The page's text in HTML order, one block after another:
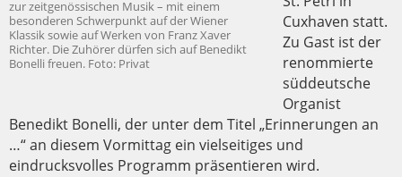
zur zeitgenössischen Musik – mit einem
besonderen Schwerpunkt auf der Wiener
Klassik sowie auf Werken von Franz Xaver
Richter. Die Zuhörer dürfen sich auf Benedikt
Bonelli freuen. Foto: Privat
Cuxhaven statt.
Zu Gast ist der
renommierte
süddeutsche
Organist
Benedikt Bonelli, der unter dem Titel „Erinnerungen an
…“ an diesem Vormittag ein vielseitiges und
eindrucksvolles Programm präsentieren wird.